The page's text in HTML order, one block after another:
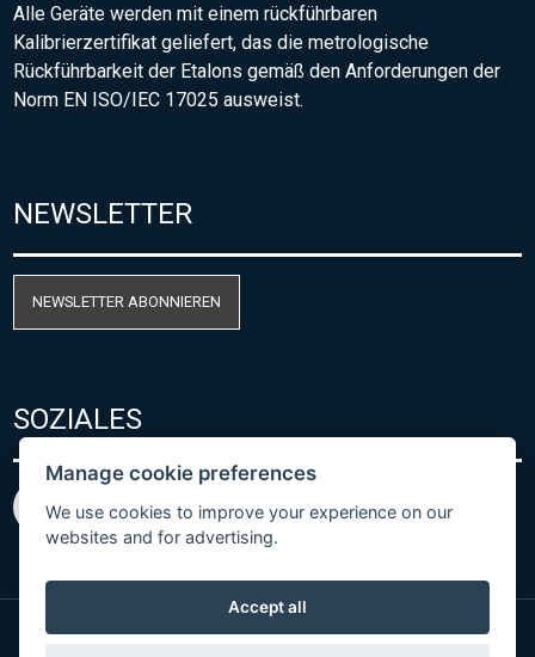
Alle Geräte werden mit einem rückführbaren
Kalibrierzertifikat geliefert, das die metrologische
Rückführbarkeit der Etalons gemäß den Anforderungen der
Norm EN ISO/IEC 17025 ausweist.
NEWSLETTER
NEWSLETTER ABONNIEREN
SOZIALES
Manage cookie preferences
We use cookies to improve your experience on our
websites and for advertising.
Accept all